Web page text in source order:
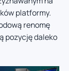
platformy.
renomę
pozycję daleko